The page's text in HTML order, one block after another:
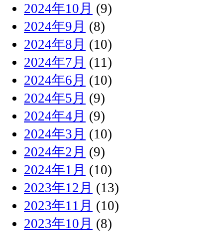
2024年10月 (9)
2024年9月 (8)
2024年8月 (10)
2024年7月 (11)
2024年6月 (10)
2024年5月 (9)
2024年4月 (9)
2024年3月 (10)
2024年2月 (9)
2024年1月 (10)
2023年12月 (13)
2023年11月 (10)
2023年10月 (8)